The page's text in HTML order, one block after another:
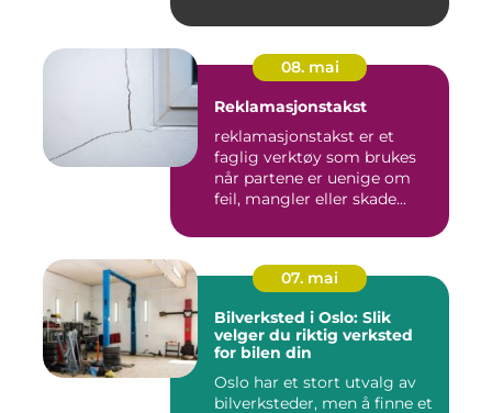
08. mai
Reklamasjonstakst
reklamasjonstakst er et
faglig verktøy som brukes
når partene er uenige om
feil, mangler eller skade...
07. mai
Bilverksted i Oslo: Slik
velger du riktig verksted
for bilen din
Oslo har et stort utvalg av
bilverksteder, men å finne et